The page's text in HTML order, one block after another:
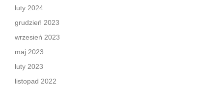
luty 2024
grudzień 2023
wrzesień 2023
maj 2023
luty 2023
listopad 2022